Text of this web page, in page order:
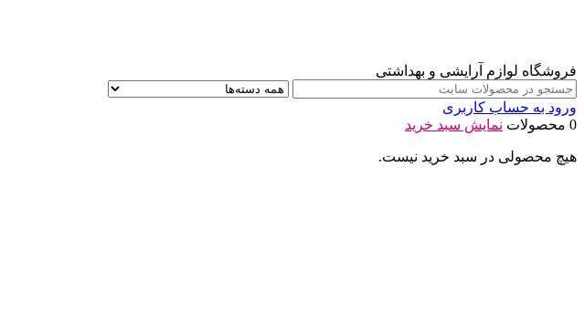
فروشگاه لوازم آرایشی و بهداشتی
ورود به حساب کاربری
0 محصولات
نمایش سبد خرید
هیچ محصولی در سبد خرید نیست.